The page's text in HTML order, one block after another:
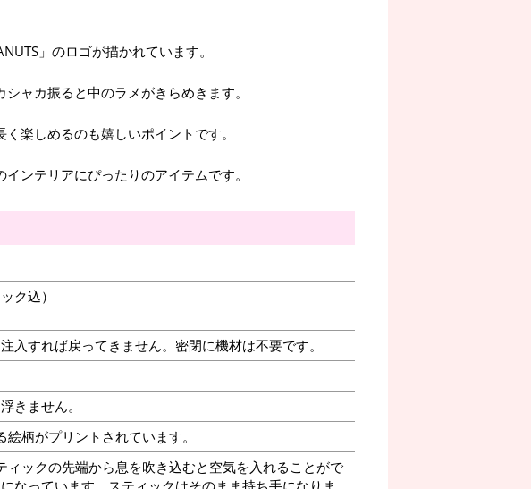
」のロゴが描かれています。
ャカ振ると中のラメがきらめきます。
楽しめるのも嬉しいポイントです。
ンテリアにぴったりのアイテムです。
ク込）
入すれば戻ってきません。密閉に機材は不要です。
きません。
柄がプリントされています。
ィックの先端から息を吹き込むと空気を入れることがで
なっています。スティックはそのまま持ち手になりま